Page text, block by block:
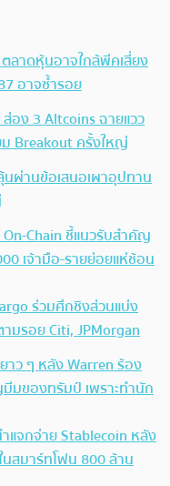
ลาดหุ้นอาจใกล้พีคเสี่ยง
อาจซ้ำรอย
อง 3 Altcoins ฉายแวว
Breakout ครั้งใหญ่
นผ่านข้อเสนอเผาอุปทาน
Chain ชี้แนวรับสำคัญ
เจ้ามือ-รายย่อยแห่ช้อน
ร่วมศึกชิงส่วนแบ่ง
มรอย Citi, JPMorgan
าว ๆ หลัง Warren ร้อง
มของทรัมป์ เพราะทำนัก
แจกจ่าย Stablecoin หลัง
นสมาร์ทโฟน 800 ล้าน